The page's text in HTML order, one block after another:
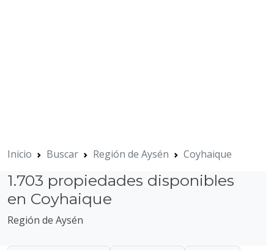
Inicio Buscar Región de Aysén Coyhaique
1.703 propiedades disponibles
en Coyhaique
Región de Aysén